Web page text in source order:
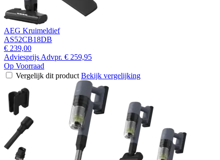
AEG Kruimeldief
AS52CB18DB
€ 239,00
Adviesprijs Advpr. € 259,95
Op Voorraad
Vergelijk dit product Bekijk vergelijking